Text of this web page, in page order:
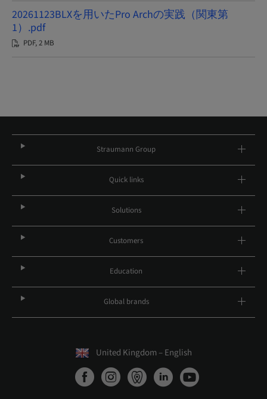
20261123BLXを用いたPro Archの実践（関東第
1）.pdf
PDF, 2 MB
Straumann Group
Quick links
Solutions
Customers
Education
Global brands
United Kingdom – English